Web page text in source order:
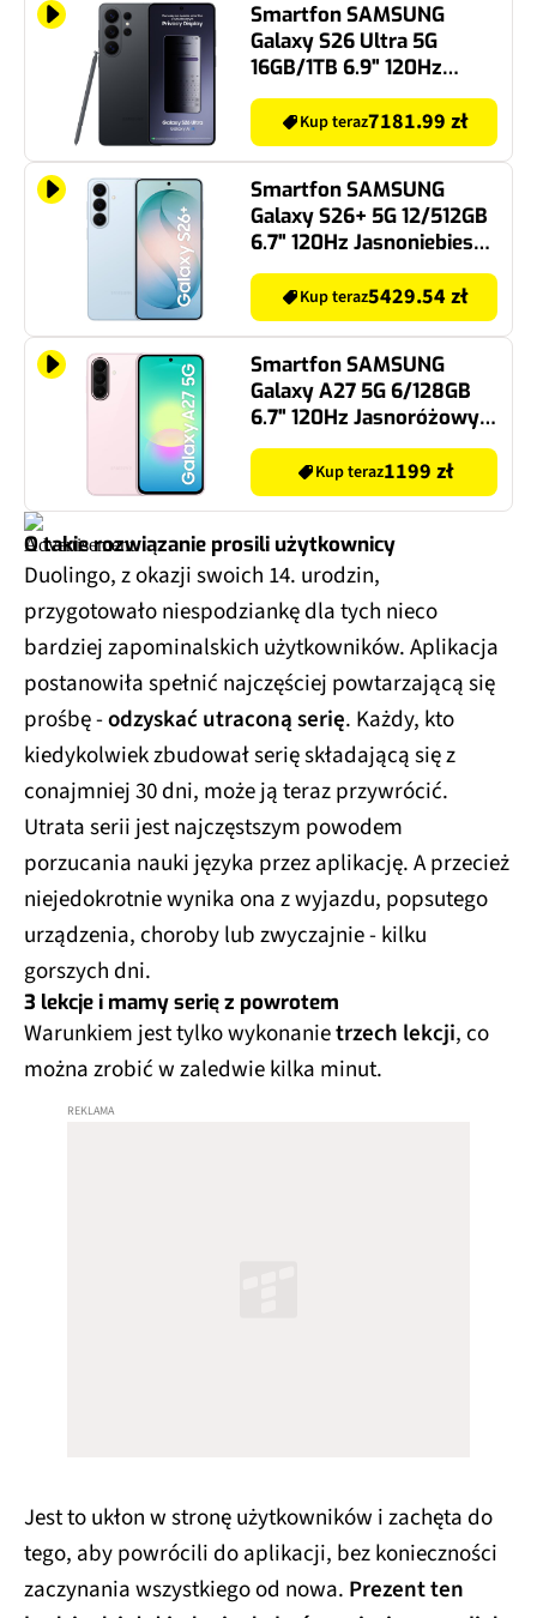
Smartfon SAMSUNG
Galaxy S26 Ultra 5G
16GB/1TB 6.9" 120Hz
Czarny SM-S948
Kup teraz7181.99 zł
Smartfon SAMSUNG
Galaxy S26+ 5G 12/512GB
6.7" 120Hz Jasnoniebieski
SM-S947
Kup teraz5429.54 zł
Smartfon SAMSUNG
Galaxy A27 5G 6/128GB
6.7" 120Hz Jasnoróżowy
SM-A276
Kup teraz1199 zł
O takie rozwiązanie prosili użytkownicy
Duolingo, z okazji swoich 14. urodzin,
przygotowało niespodziankę dla tych nieco
bardziej zapominalskich użytkowników. Aplikacja
postanowiła spełnić najczęściej powtarzającą się
prośbę -odzyskać utraconą serię. Każdy, kto
kiedykolwiek zbudował serię składającą się z
conajmniej 30 dni, może ją teraz przywrócić.
Utrata serii jest najczęstszym powodem
porzucania nauki języka przez aplikację. A przecież
niejedokrotnie wynika ona z wyjazdu, popsutego
urządzenia, choroby lub zwyczajnie - kilku
gorszych dni.
3 lekcje i mamy serię z powrotem
Warunkiem jest tylko wykonanietrzech lekcji, co
można zrobić w zaledwie kilka minut.
Jest to ukłon w stronę użytkowników i zachęta do
tego, aby powrócili do aplikacji, bez konieczności
zaczynania wszystkiego od nowa. Prezent ten